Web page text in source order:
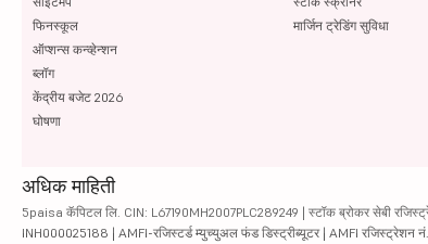
फिनस्कूल
ऑप्शन्स कन्व्हेन्शन
ब्लॉग
केंद्रीय बजेट 2026
घोषणा
मार्जिन ट्रेडिंग सुविधा
अधिक माहिती
5paisa कॅपिटल लि. CIN: L67190MH2007PLC289249 | स्टॉक ब्रोकर सेबी
INH000025188 | AMFI-रजिस्टर्ड म्युच्युअल फंड डिस्ट्रीब्यूटर | AMFI रजिस्ट्रेशन